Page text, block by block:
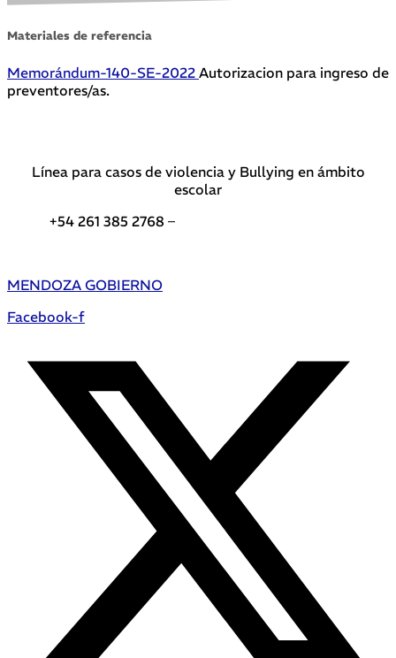
Materiales de referencia
Memorándum-140-SE-2022 Autorizacion para ingreso de
preventores/as.
Línea para casos de violencia y Bullying en ámbito
escolar
+54 261 385 2768 –
MENDOZA GOBIERNO
Facebook-f